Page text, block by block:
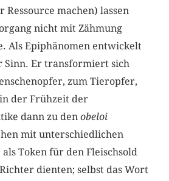
Ressource machen) lassen
nicht mit Zähmung
Als Epiphänomen entwickelt
Sinn. Er transformiert sich
zum Tieropfer,
der Frühzeit der
dann zu denobeloi
mit unterschiedlichen
Token für den Fleischsold
dienten; selbst das Wort